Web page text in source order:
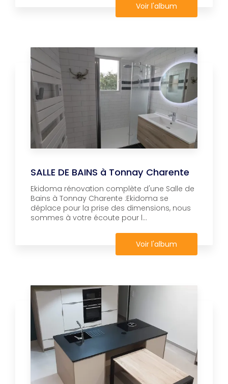
Voir l'album
SALLE DE BAINS à Tonnay Charente
Ekidoma rénovation complète d'une Salle de
Bains à Tonnay Charente :Ekidoma se
déplace pour la prise des dimensions, nous
sommes à votre écoute pour l...
Voir l'album